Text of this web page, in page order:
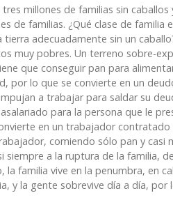
millones de familias sin
de familias. ¿Qué clase de familia
adecuadamente sin un
muy pobres. Un terreno sobre-
que conseguir pan para
por lo que se convierte en un
a trabajar para saldar su
para la persona que le
en un trabajador
comiendo sólo pan y casi
siempre a la ruptura de la familia,
familia vive en la penumbra, en
y la gente sobrevive día a día, por